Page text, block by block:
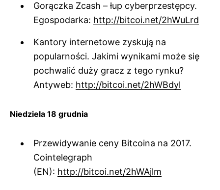
Gorączka Zcash – łup cyberprzestępcy.
Egospodarka: http://bitcoi.net/2hWuLrd
Kantory internetowe zyskują na
popularności. Jakimi wynikami może się
pochwalić duży gracz z tego rynku?
Antyweb: http://bitcoi.net/2hWBdyl
Niedziela 18 grudnia
Przewidywanie ceny Bitcoina na 2017.
Cointelegraph
(EN): http://bitcoi.net/2hWAjlm